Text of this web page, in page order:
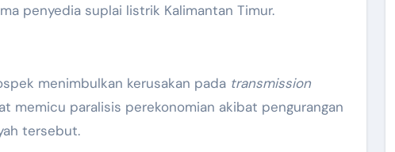
penyedia suplai listrik Kalimantan Timur.
menimbulkan kerusakan pada transmission
memicu paralisis perekonomian akibat pengurangan
tersebut.